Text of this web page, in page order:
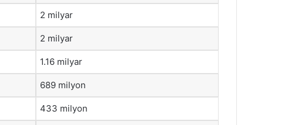
2 milyar
2 milyar
1.16 milyar
689 milyon
433 milyon